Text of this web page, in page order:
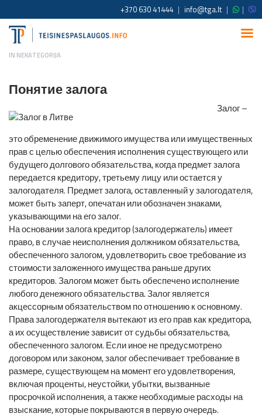
+370 630 41444 | info@tga.lt | |
IN NEKATEGORIJA
Понятие залога
Залог –
это обременение движимого имущества или имущественных
прав с целью обеспечения исполнения существующего или
будущего долгового обязательства, когда предмет залога
передается кредитору, третьему лицу или остается у
залогодателя. Предмет залога, оставленный у залогодателя,
может быть заперт, опечатан или обозначен знаками,
указывающими на его залог.
На основании залога кредитор (залогодержатель) имеет
право, в случае неисполнения должником обязательства,
обеспеченного залогом, удовлетворить свое требование из
стоимости заложенного имущества раньше других
кредиторов. Залогом может быть обеспечено исполнение
любого денежного обязательства. Залог является
акцессорным обязательством по отношению к основному.
Права залогодержателя вытекают из его прав как кредитора,
а их осуществление зависит от судьбы обязательства,
обеспеченного залогом. Если иное не предусмотрено
договором или законом, залог обеспечивает требование в
размере, существующем на момент его удовлетворения,
включая проценты, неустойки, убытки, вызванные
просрочкой исполнения, а также необходимые расходы на
взыскание, которые покрываются в первую очередь.